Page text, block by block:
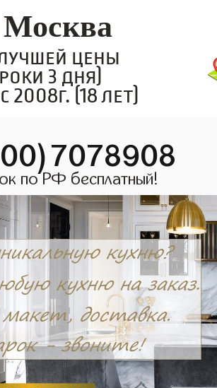
цены
3 дня)
2008г. (18 лет)
по РФ бесплатный!